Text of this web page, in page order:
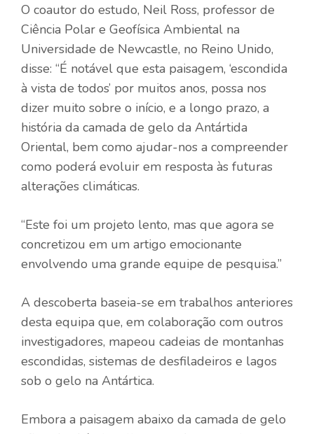
O coautor do estudo, Neil Ross, professor de
Ciência Polar e Geofísica Ambiental na
Universidade de Newcastle, no Reino Unido,
disse: “É notável que esta paisagem, ‘escondida
à vista de todos’ por muitos anos, possa nos
dizer muito sobre o início, e a longo prazo, a
história da camada de gelo da Antártida
Oriental, bem como ajudar-nos a compreender
como poderá evoluir em resposta às futuras
alterações climáticas.
“Este foi um projeto lento, mas que agora se
concretizou em um artigo emocionante
envolvendo uma grande equipe de pesquisa.”
A descoberta baseia-se em trabalhos anteriores
desta equipa que, em colaboração com outros
investigadores, mapeou cadeias de montanhas
escondidas, sistemas de desfiladeiros e lagos
sob o gelo na Antártica.
Embora a paisagem abaixo da camada de gelo